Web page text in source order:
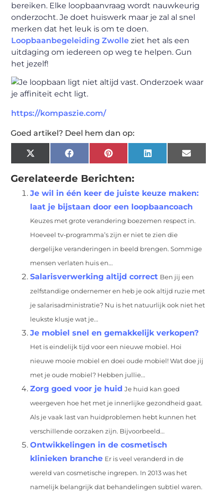
bereiken. Elke loopbaanvraag wordt nauwkeurig
onderzocht. Je doet huiswerk maar je zal al snel
merken dat het leuk is om te doen.
Loopbaanbegeleiding Zwolle ziet het als een
uitdaging om iedereen op weg te helpen. Gun
het jezelf!
https://kompaszie.com/
Goed artikel? Deel hem dan op:
X
(Twitter)
FacebookPinterestLinkedIn Email
Gerelateerde Berichten:
Je wil in één keer de juiste keuze maken:
laat je bijstaan door een loopbaancoach
Keuzes met grote verandering boezemen respect in.
Hoeveel tv-programma’s zijn er niet te zien die
dergelijke veranderingen in beeld brengen. Sommige
mensen verlaten huis en...
Salarisverwerking altijd correct Ben jij een
zelfstandige ondernemer en heb je ook altijd ruzie met
je salarisadministratie? Nu is het natuurlijk ook niet het
leukste klusje wat je...
Je mobiel snel en gemakkelijk verkopen?
Het is eindelijk tijd voor een nieuwe mobiel. Hoi
nieuwe mooie mobiel en doei oude mobiel! Wat doe jij
met je oude mobiel? Hebben jullie...
Zorg goed voor je huid Je huid kan goed
weergeven hoe het met je innerlijke gezondheid gaat.
Als je vaak last van huidproblemen hebt kunnen het
verschillende oorzaken zijn. Bijvoorbeeld...
Ontwikkelingen in de cosmetisch
klinieken branche Er is veel veranderd in de
wereld van cosmetische ingrepen. In 2013 was het
namelijk belangrijk dat behandelingen subtiel waren.